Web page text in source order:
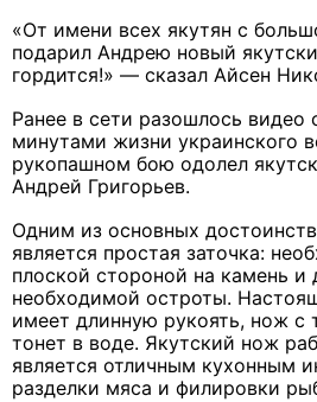
«От имени всех якутян с
подарил Андрею новый
гордится!» — сказал Айсен
Ранее в сети разошлось видео
минутами жизни украинского
рукопашном бою одолел
Андрей Григорьев.
Одним из основных
является простая заточка:
плоской стороной на камень и
необходимой остроты.
имеет длинную рукоять, нож с
тонет в воде. Якутский нож
является отличным кухонным
разделки мяса и филировки